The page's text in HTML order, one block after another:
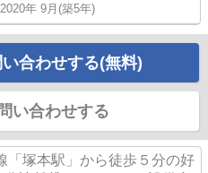
2020年 9月(築5年)
合わせする(無料)
い合わせする
「塚本駅」から徒歩５分の好